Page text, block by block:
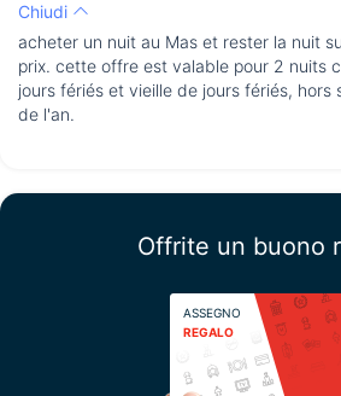
Chiudi
acheter un nuit au Mas et rester la nuit
prix. cette offre est valable pour 2 nuits
jours fériés et vieille de jours fériés, hors
de l'an.
Offrite un buono
ASSEGNO
REGALO